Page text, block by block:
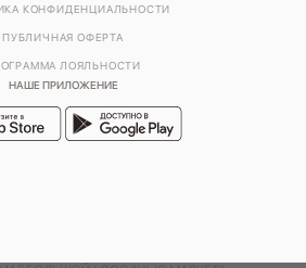
НАШЕ ПРИЛОЖЕНИЕ
КОНФИДЕНЦИАЛЬНОСТИ
ПУБЛИЧНАЯ ОФЕРТА
ЛОЯЛЬНОСТИ